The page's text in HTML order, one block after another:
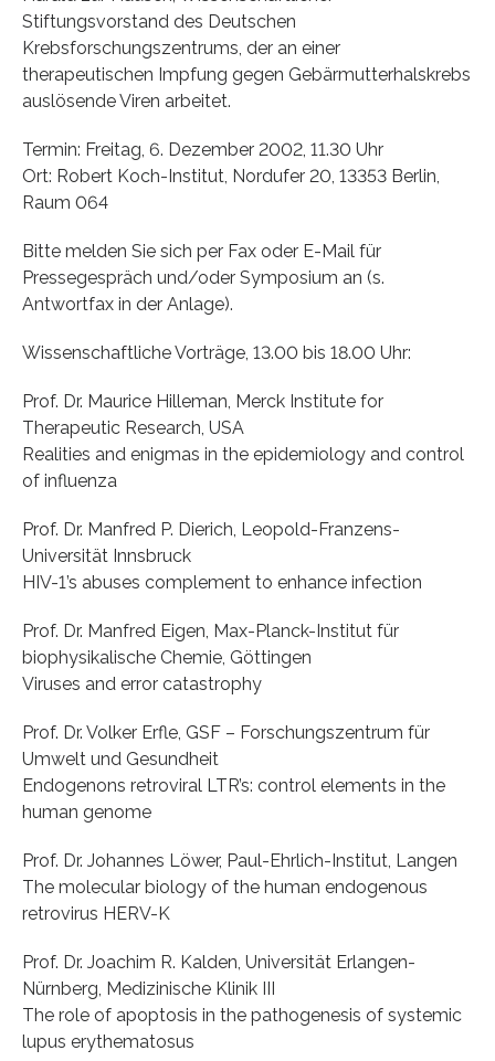
Stiftungsvorstand des Deutschen
Krebsforschungszentrums, der an einer
therapeutischen Impfung gegen Gebärmutterhalskrebs
auslösende Viren arbeitet.
Termin: Freitag, 6. Dezember 2002, 11.30 Uhr
Ort: Robert Koch-Institut, Nordufer 20, 13353 Berlin,
Raum 064
Bitte melden Sie sich per Fax oder E-Mail für
Pressegespräch und/oder Symposium an (s.
Antwortfax in der Anlage).
Wissenschaftliche Vorträge, 13.00 bis 18.00 Uhr:
Prof. Dr. Maurice Hilleman, Merck Institute for
Therapeutic Research, USA
Realities and enigmas in the epidemiology and control
of influenza
Prof. Dr. Manfred P. Dierich, Leopold-Franzens-
Universität Innsbruck
HIV-1’s abuses complement to enhance infection
Prof. Dr. Manfred Eigen, Max-Planck-Institut für
biophysikalische Chemie, Göttingen
Viruses and error catastrophy
Prof. Dr. Volker Erfle, GSF – Forschungszentrum für
Umwelt und Gesundheit
Endogenons retroviral LTR’s: control elements in the
human genome
Prof. Dr. Johannes Löwer, Paul-Ehrlich-Institut, Langen
The molecular biology of the human endogenous
retrovirus HERV-K
Prof. Dr. Joachim R. Kalden, Universität Erlangen-
Nürnberg, Medizinische Klinik III
The role of apoptosis in the pathogenesis of systemic
lupus erythematosus